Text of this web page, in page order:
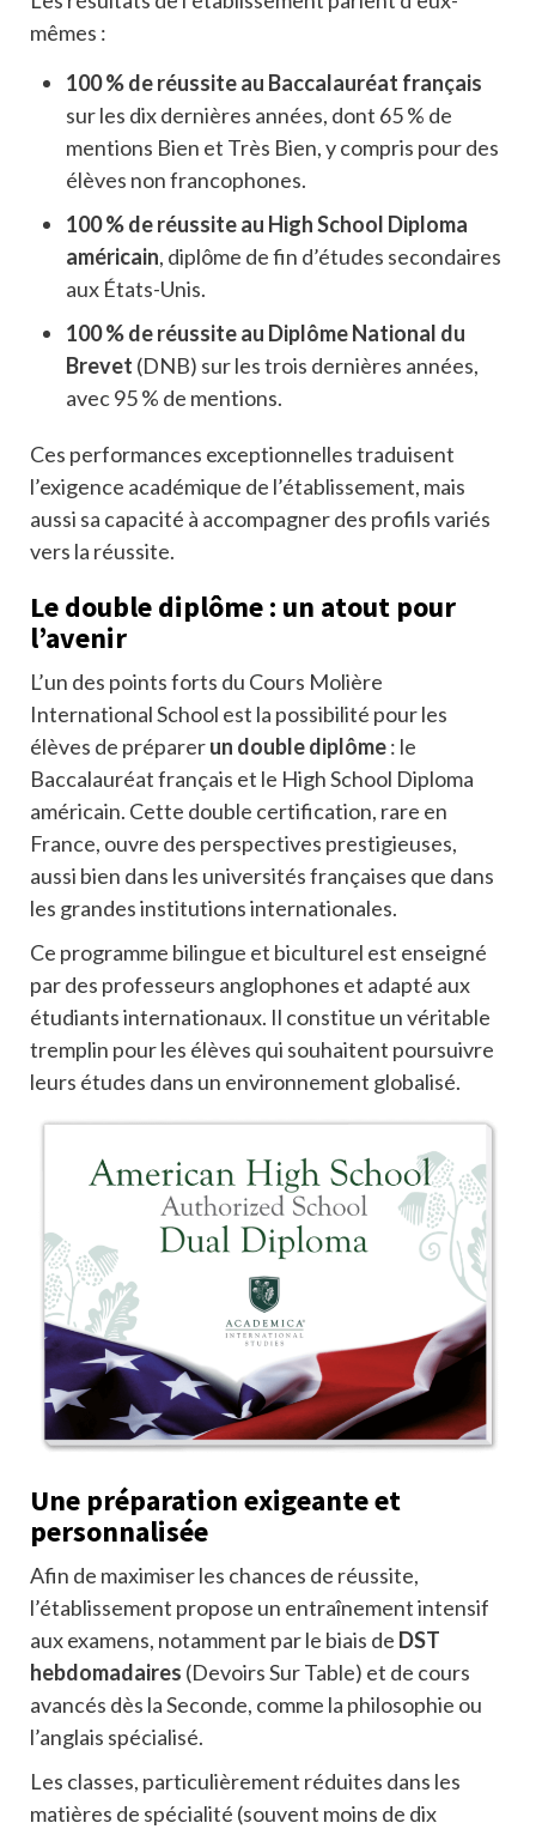
mêmes :
100 % de réussite au Baccalauréat français
sur les dix dernières années, dont 65 % de
mentions Bien et Très Bien, y compris pour des
élèves non francophones.
100 % de réussite au High School Diploma
américain, diplôme de fin d’études secondaires
aux États-Unis.
100 % de réussite au Diplôme National du
Brevet (DNB) sur les trois dernières années,
avec 95 % de mentions.
Ces performances exceptionnelles traduisent
l’exigence académique de l’établissement, mais
aussi sa capacité à accompagner des profils variés
vers la réussite.
Le double diplôme : un atout pour
l’avenir
L’un des points forts du Cours Molière
International School est la possibilité pour les
élèves de préparerun double diplôme: le
Baccalauréat français et le High School Diploma
américain. Cette double certification, rare en
France, ouvre des perspectives prestigieuses,
aussi bien dans les universités françaises que dans
les grandes institutions internationales.
Ce programme bilingue et biculturel est enseigné
par des professeurs anglophones et adapté aux
étudiants internationaux. Il constitue un véritable
tremplin pour les élèves qui souhaitent poursuivre
leurs études dans un environnement globalisé.
Une préparation exigeante et
personnalisée
Afin de maximiser les chances de réussite,
l’établissement propose un entraînement intensif
aux examens, notamment par le biais de DST
hebdomadaires (Devoirs Sur Table) et de cours
avancés dès la Seconde, comme la philosophie ou
l’anglais spécialisé.
Les classes, particulièrement réduites dans les
matières de spécialité (souvent moins de dix